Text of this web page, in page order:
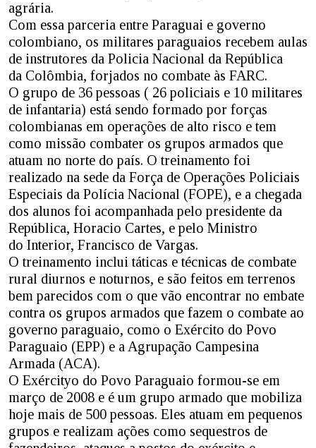
agrária.
Com essa parceria entre Paraguai e governo
colombiano, os militares paraguaios recebem aulas
de instrutores da Policia Nacional da República
da Colômbia, forjados no combate às FARC.
O grupo de 36 pessoas ( 26 policiais e 10 militares
de infantaria) está sendo formado por forças
colombianas em operações de alto risco e tem
como missão combater os grupos armados que
atuam no norte do país. O treinamento foi
realizado na sede da Força de Operações Policiais
Especiais da Polícia Nacional (FOPE), e a chegada
dos alunos foi acompanhada pelo presidente da
República, Horacio Cartes, e pelo Ministro
do Interior, Francisco de Vargas.
O treinamento inclui táticas e técnicas de combate
rural diurnos e noturnos, e são feitos em terrenos
bem parecidos com o que vão encontrar no embate
contra os grupos armados que fazem o combate ao
governo paraguaio, como o Exército do Povo
Paraguaio (EPP) e a Agrupação Campesina
Armada (ACA).
O Exércityo do Povo Paraguaio formou-se em
março de 2008 e é um grupo armado que mobiliza
hoje mais de 500 pessoas. Eles atuam em pequenos
grupos e realizam ações como sequestros de